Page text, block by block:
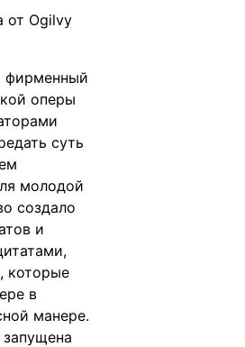
от Ogilvy
фирменный
оперы
суть
молодой
создало
и
которые
в
манере.